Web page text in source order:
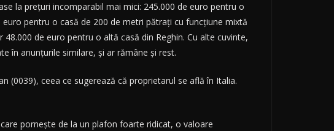
la prețuri incomparabil mai mici: 245.000 de euro pentru o
pentru o casă de 200 de metri pătrați cu funcțiune mixtă
de euro pentru o altă casă din Reghin. Cu alte cuvinte,
în anunțurile similare, și ar rămâne și rest.
(0039), ceea ce sugerează că proprietarul se află în Italia.
pornește de la un plafon foarte ridicat, o valoare